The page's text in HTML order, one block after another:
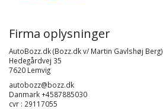
Firma oplysninger
AutoBozz.dk (Bozz.dk v/ Martin Gavlshøj Berg)
Hedegårdvej 35
7620 Lemvig
autobozz@bozz.dk
Danmark +4587885030
cvr : 29117055